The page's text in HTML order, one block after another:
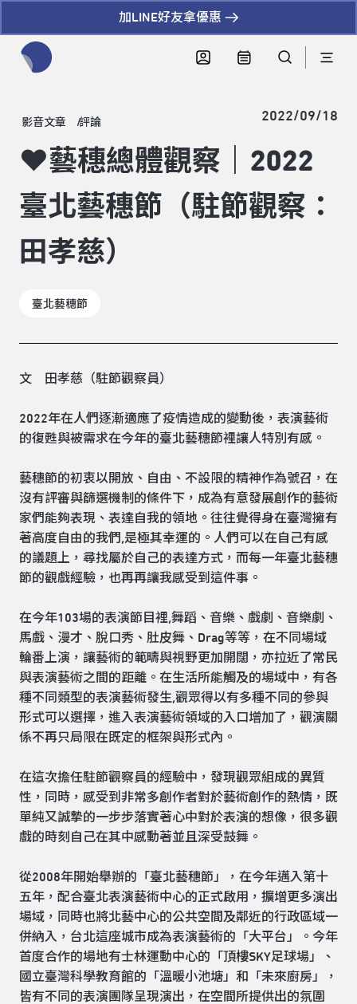
加LINE好友拿優惠
影音文章 評論 2022/09/18
❤藝穗總體觀察｜2022
臺北藝穗節（駐節觀察：
田孝慈）
臺北藝穗節
文 田孝慈（駐節觀察員）
2022年在人們逐漸適應了疫情造成的變動後，表演藝術
的復甦與被需求在今年的臺北藝穗節裡讓人特別有感。
藝穗節的初衷以開放、自由、不設限的精神作為號召，在
沒有評審與篩選機制的條件下，成為有意發展創作的藝術
家們能夠表現、表達自我的領地。往往覺得身在臺灣擁有
著高度自由的我們,是極其幸運的。人們可以在自己有感
的議題上，尋找屬於自己的表達方式，而每一年臺北藝穗
節的觀戲經驗，也再再讓我感受到這件事。
在今年103場的表演節目裡,舞蹈、音樂、戲劇、音樂劇、
馬戲、漫才、脫口秀、肚皮舞、Drag等等，在不同場域
輪番上演，讓藝術的範疇與視野更加開闊，亦拉近了常民
與表演藝術之間的距離。在生活所能觸及的場域中，有各
種不同類型的表演藝術發生,觀眾得以有多種不同的參與
形式可以選擇，進入表演藝術領域的入口增加了，觀演關
係不再只局限在既定的框架與形式內。
在這次擔任駐節觀察員的經驗中，發現觀眾組成的異質
性，同時，感受到非常多創作者對於藝術創作的熱情，既
單純又誠摯的一步步落實著心中對於表演的想像，很多觀
戲的時刻自己在其中感動著並且深受鼓舞。
從2008年開始舉辦的「臺北藝穗節」，在今年邁入第十
五年，配合臺北表演藝術中心的正式啟用，擴增更多演出
場域，同時也將北藝中心的公共空間及鄰近的行政區域一
併納入，台北這座城市成為表演藝術的「大平台」。今年
首度合作的場地有士林運動中心的「頂樓SKY足球場」、
國立臺灣科學教育館的「溫暖小池塘」和「未來廚房」，
皆有不同的表演團隊呈現演出，在空間所提供出的氛圍